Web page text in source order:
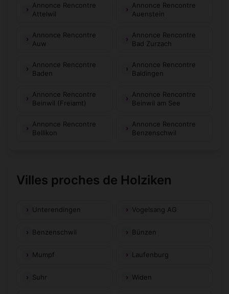
Annonce Rencontre
Attelwil
Annonce Rencontre
Auenstein
Annonce Rencontre
Auw
Annonce Rencontre
Bad Zurzach
Annonce Rencontre
Baden
Annonce Rencontre
Baldingen
Annonce Rencontre
Beinwil (Freiamt)
Annonce Rencontre
Beinwil am See
Annonce Rencontre
Bellikon
Annonce Rencontre
Benzenschwil
Villes proches de Holziken
Unterendingen Vogelsang AG
Benzenschwil Bünzen
Mumpf Laufenburg
Suhr Widen